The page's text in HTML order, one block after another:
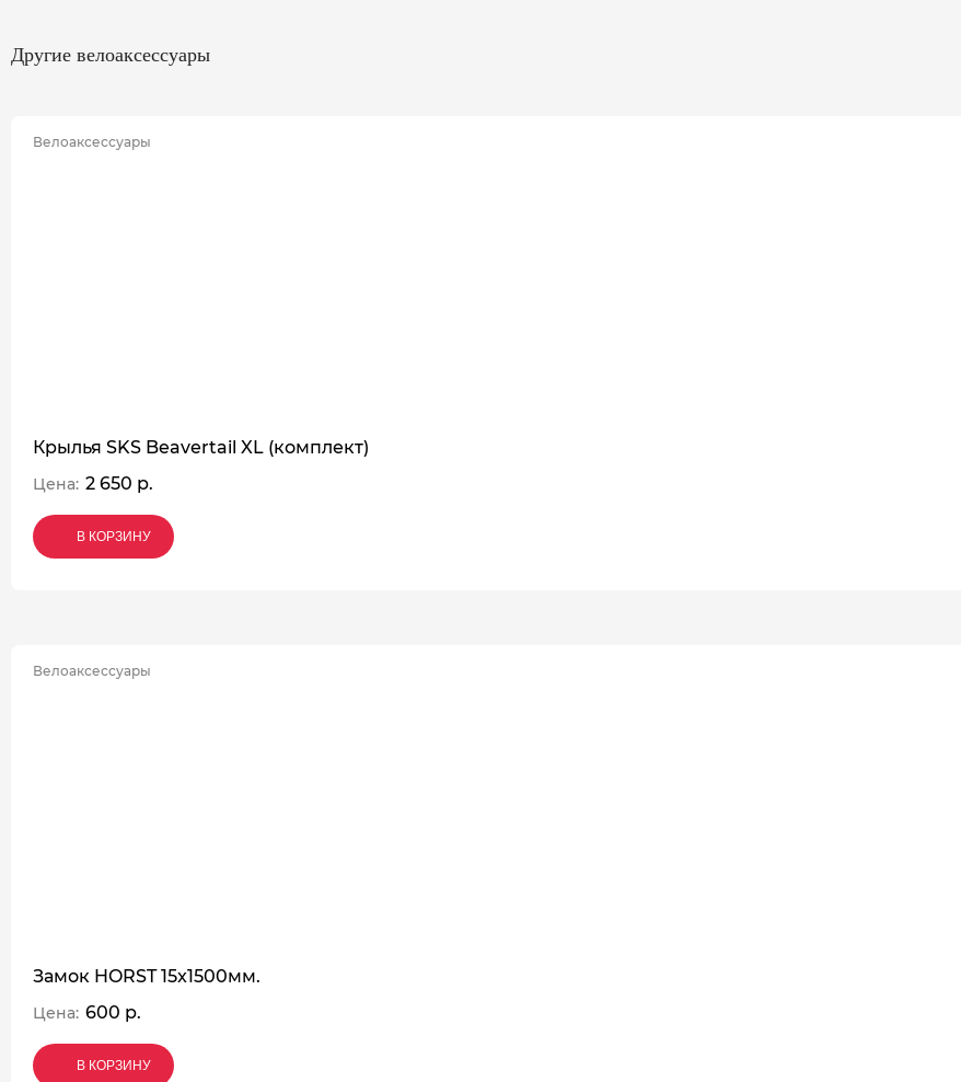
Другие велоаксессуары
Велоаксессуары
Крылья SKS Beavertail XL (комплект)
Цена: 2 650 р.
В КОРЗИНУ
В КОРЗИНУ
В КОРЗИНУ
Велоаксессуары
Замок HORST 15x1500мм.
Цена: 600 р.
В КОРЗИНУ
В КОРЗИНУ
В КОРЗИНУ